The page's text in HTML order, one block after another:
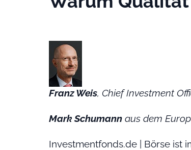
Franz Weis, Chief Investment
Mark Schumann aus dem
Investmentfonds.de | Börse ist